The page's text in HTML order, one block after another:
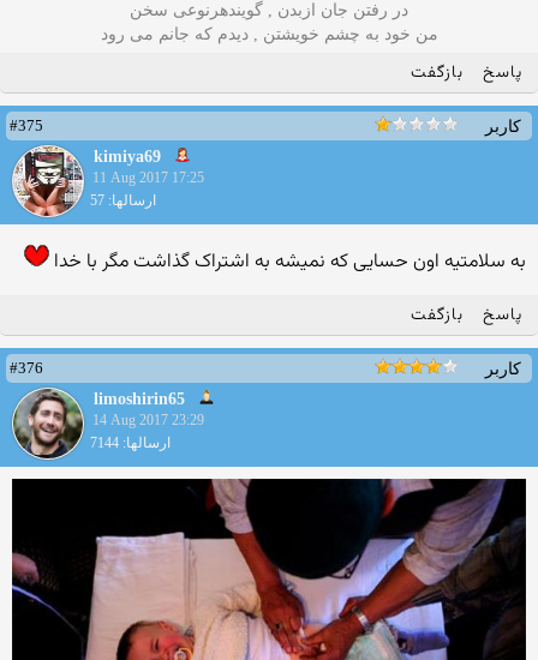
در رفتن جان ازبدن , گویندهرنوعی سخن
من خود به چشم خویشتن , دیدم که جانم می رود
پاسخ بازگفت
کاربر
#375
kimiya69
11 Aug 2017 17:25
ارسالها: 57
به سلامتیه اون حسایی که نمیشه به اشتراک گذاشت مگر با خدا
پاسخ بازگفت
کاربر
#376
limoshirin65
14 Aug 2017 23:29
ارسالها: 7144